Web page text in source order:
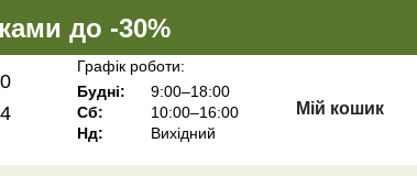
до -30%
Графік роботи:
Будні:
9:00–18:00
Сб:
10:00–16:00
Нд:
Вихідний
Мій кошик